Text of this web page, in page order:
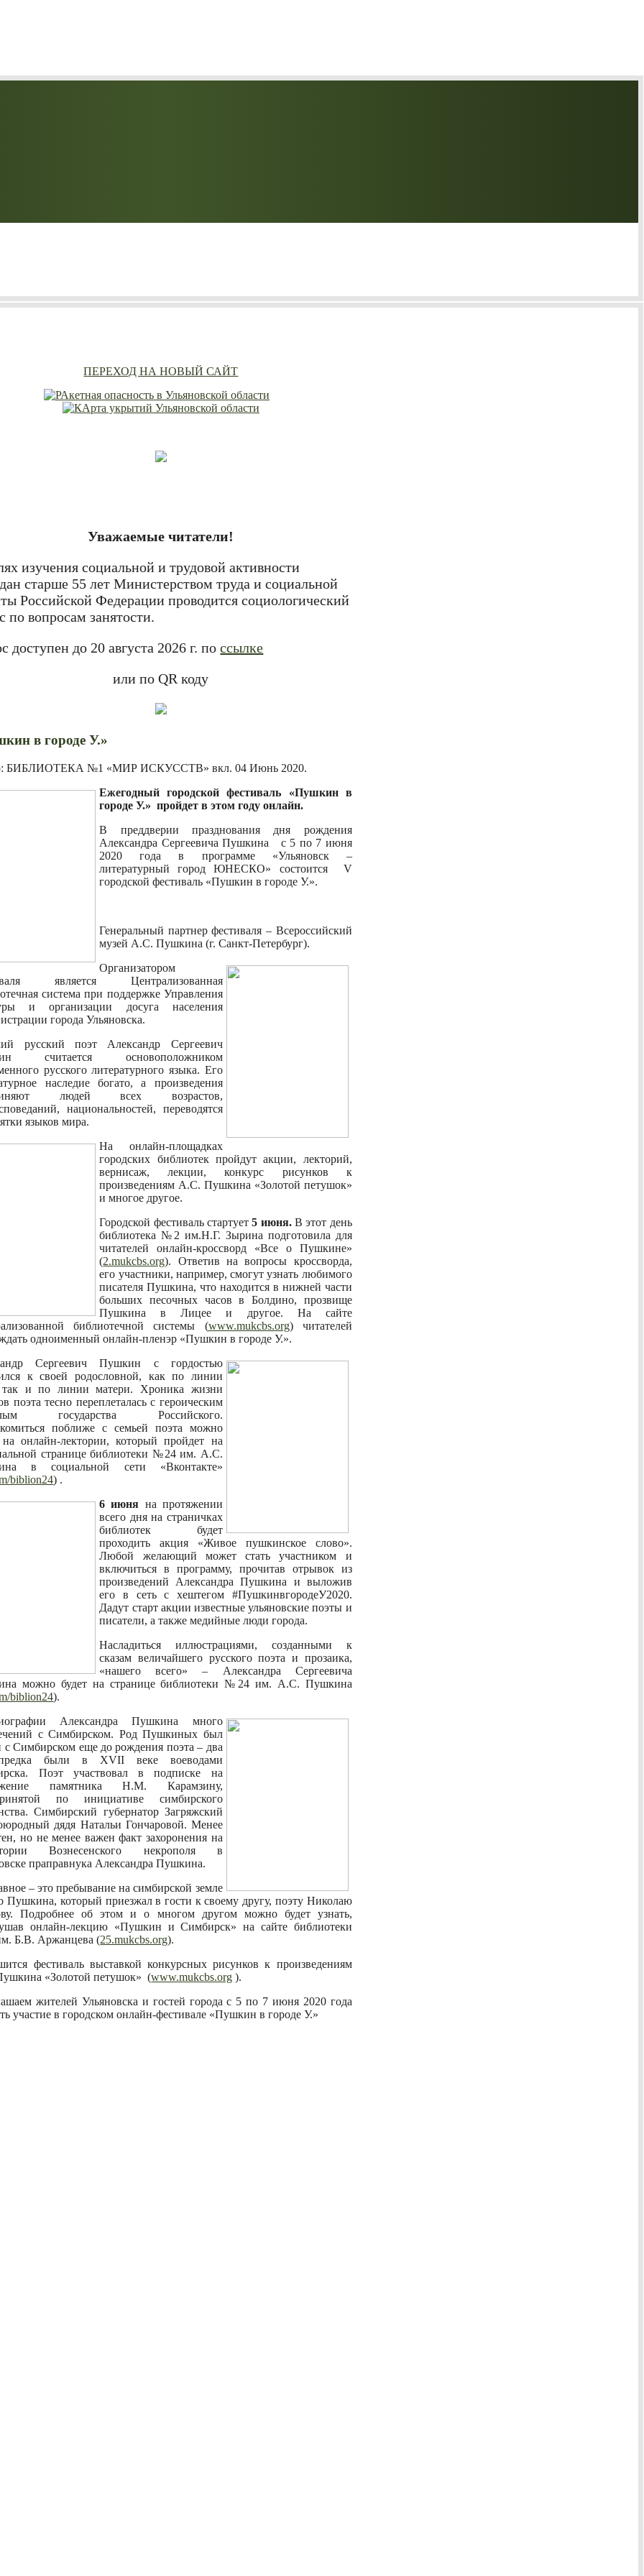
ПЕРЕХОД НА НОВЫЙ САЙТ
Уважаемые читатели!
изучения социальной и трудовой активности
старше 55 лет Министерством труда и социальной
Российской Федерации проводится социологический
по вопросам занятости.
доступен до 20 августа 2026 г. поссылке
или по QR коду
в городе У.»
БИБЛИОТЕКА №1 «МИР ИСКУССТВ» вкл.04 Июнь 2020.
Ежегодный городской фестиваль «Пушкин в
городе У.» пройдет в этом году онлайн.
В преддверии празднования дня рождения
Александра Сергеевича Пушкина с 5 по 7 июня
2020 года в программе «Ульяновск –
литературный город ЮНЕСКО» состоится V
городской фестиваль «Пушкин в городе У.».
Генеральный партнер фестиваля – Всероссийский
музей А.С. Пушкина (г. Санкт-Петербург).
Организатором
является Централизованная
система при поддержке Управления
и организации досуга населения
города Ульяновска.
русский поэт Александр Сергеевич
считается основоположником
русского литературного языка. Его
наследие богато, а произведения
людей всех возрастов,
национальностей, переводятся
языков мира.
На онлайн-площадках
городских библиотек пройдут акции, лекторий,
вернисаж, лекции, конкурс рисунков к
произведениям А.С. Пушкина «Золотой петушок»
и многое другое.
Городской фестиваль стартует5 июня. В этот день
библиотека №2 им.Н.Г. Зырина подготовила для
читателей онлайн-кроссворд «Все о Пушкине»
(2.mukcbs.org). Ответив на вопросы кроссворда,
его участники, например, смогут узнать любимого
писателя Пушкина, что находится в нижней части
больших песочных часов в Болдино, прозвище
Пушкина в Лицее и другое. На сайте
библиотечной системы (www.mukcbs.org) читателей
ждать одноименный онлайн-пленэр «Пушкин в городе У.».
Сергеевич Пушкин с гордостью
к своей родословной, как по линии
так и по линии матери. Хроника жизни
поэта тесно переплеталась с героическим
государства Российского.
поближе с семьей поэта можно
на онлайн-лектории, который пройдет на
странице библиотеки №24 им. А.С.
в социальной сети «Вконтакте»
biblion24) .
6 июня на протяжении
всего дня на страничках
библиотек будет
проходить акция «Живое пушкинское слово».
Любой желающий может стать участником и
включиться в программу, прочитав отрывок из
произведений Александра Пушкина и выложив
его в сеть с хештегом #ПушкинвгородеУ2020.
Дадут старт акции известные ульяновские поэты и
писатели, а также медийные люди города.
Насладиться иллюстрациями, созданными к
сказам величайшего русского поэта и прозаика,
«нашего всего» – Александра Сергеевича
можно будет на странице библиотеки №24 им. А.С. Пушкина
biblion24).
Александра Пушкина много
с Симбирском. Род Пушкиных был
с Симбирском еще до рождения поэта – два
были в XVII веке воеводами
Поэт участвовал в подписке на
памятника Н.М. Карамзину,
по инициативе симбирского
Симбирский губернатор Загряжский
дядя Натальи Гончаровой. Менее
но не менее важен факт захоронения на
Вознесенского некрополя в
праправнука Александра Пушкина.
– это пребывание на симбирской земле
Пушкина, который приезжал в гости к своему другу, поэту Николаю
Подробнее об этом и о многом другом можно будет узнать,
онлайн-лекцию «Пушкин и Симбирск» на сайте библиотеки
Б.В. Аржанцева (25.mukcbs.org).
фестиваль выставкой конкурсных рисунков к произведениям
«Золотой петушок» (www.mukcbs.org ).
жителей Ульяновска и гостей города с 5 по 7 июня 2020 года
участие в городском онлайн-фестивале «Пушкин в городе У.»